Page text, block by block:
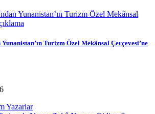
Yunanistan’ın Turizm Özel Mekânsal Çerçevesi’ne
Yazarlar